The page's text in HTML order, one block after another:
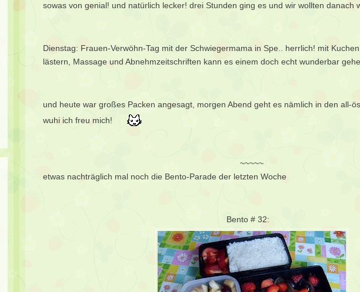
sowas von genial! und natürlich lecker! drei Stunden ging es und wir wollten
Dienstag: Frauen-Verwöhn-Tag mit der Schwiegermama in Spe.. herrlich! mit
lästern, Massage und Abnehmzeitschriften kann es einem doch echt wunderbar
und heute war großes Packen angesagt, morgen Abend geht es nämlich in den all-
wuhi ich freu mich!
~~~~~
etwas nachträglich mal noch die Bento-Parade der letzten Woche
Bento # 32: